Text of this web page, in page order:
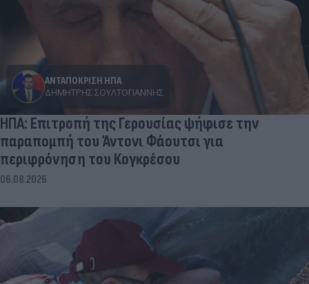
ΑΝΤΑΠΟΚΡΙΣΗ ΗΠΑ
ΔΗΜΉΤΡΗΣ ΣΟΥΛΤΟΓΙΆΝΝΗΣ
ΗΠΑ: Επιτροπή της Γερουσίας ψήφισε την
παραπομπή του Άντονι Φάουτσι για
περιφρόνηση του Κογκρέσου
06.08.2026